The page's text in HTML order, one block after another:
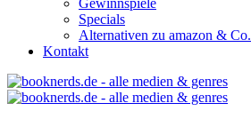
Gewinnspiele
Specials
Alternativen zu amazon & Co.
Kontakt